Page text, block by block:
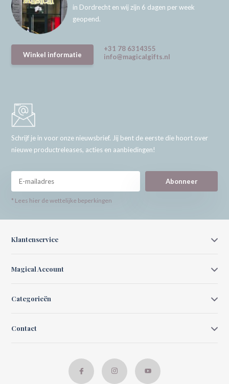
in Dordrecht en wij zijn 6 dagen per week
geopend.
Winkel informatie
+31 78 6314355
info@magicalgifts.nl
Schrijf je in voor onze nieuwsbrief. Jij bent de eerste die hoort over
nieuwe productreleases, acties en aanbiedingen!
Abonneer
* Lees hier de wettelijke beperkingen
Klantenservice
Magical Account
Categorieën
Contact